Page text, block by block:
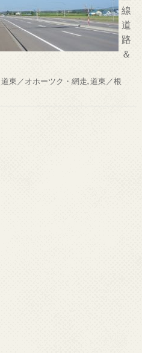
線
道
路
＆
道東／オホーツク・網走,道東／根